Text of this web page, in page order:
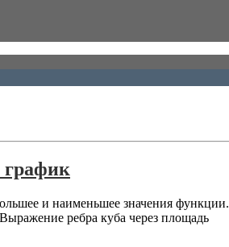
график
и наименьшее значения функции.
ребра куба через площадь